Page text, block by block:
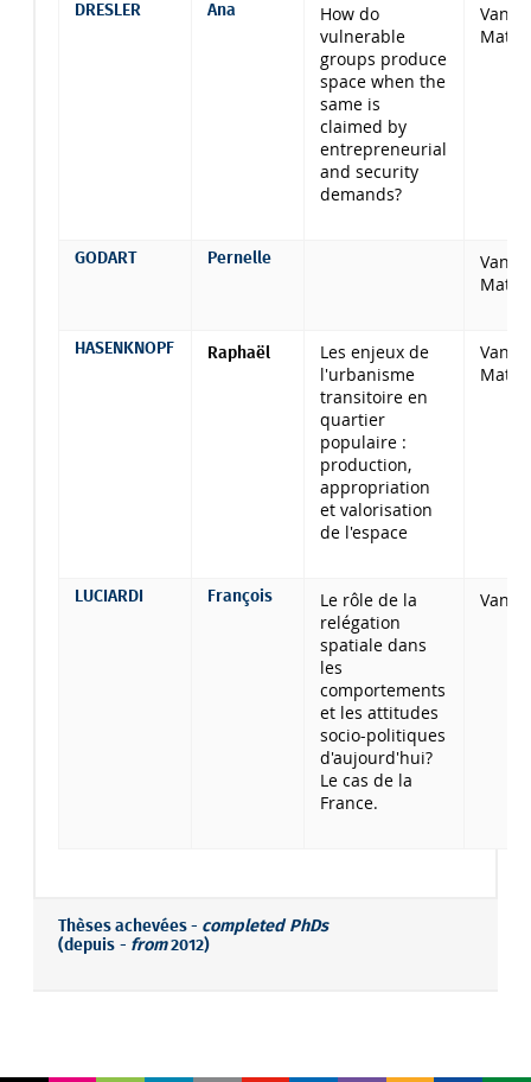
DRESLER Ana
How do
vulnerable
groups produce
space when the
same is
claimed by
entrepreneurial
and security
demands?
Van
GODART Pernelle
Van
HASENKNOPF Raphaël
Les enjeux de
l'urbanisme
transitoire en
quartier
populaire :
production,
appropriation
et valorisation
de l'espace
Van
LUCIARDI François
Le rôle de la
relégation
spatiale dans
les
comportements
et les attitudes
socio-politiques
d'aujourd'hui?
Le cas de la
France.
Van
Thèses achevées - completed PhDs
(depuis - from2012)